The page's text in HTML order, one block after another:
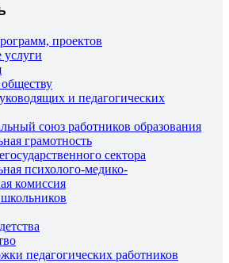
проектов
и педагогических
союз работников образования
грамотность
сектора
психолого-медико-
комиссия
педагогических работников